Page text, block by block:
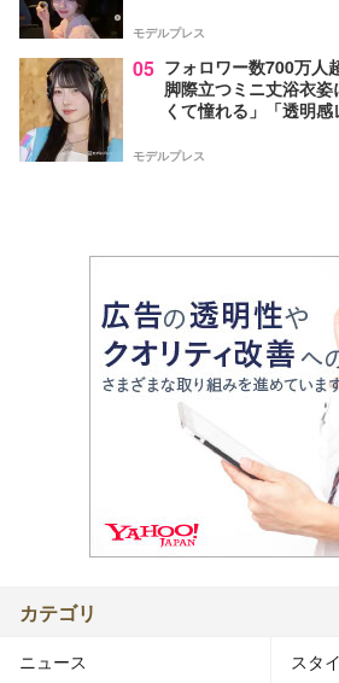
モデルプレス
05 フォロワー数700万人
脚際立つミニ丈浴衣
くて憧れる」「透明感
モデルプレス
カテゴリ
ニュース スタ